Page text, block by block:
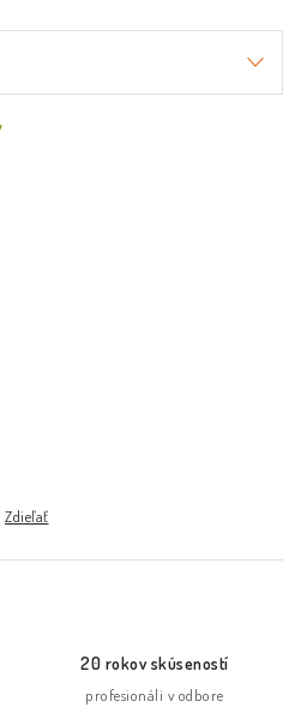
Zdieľať
20 rokov skúseností
profesionáli v odbore